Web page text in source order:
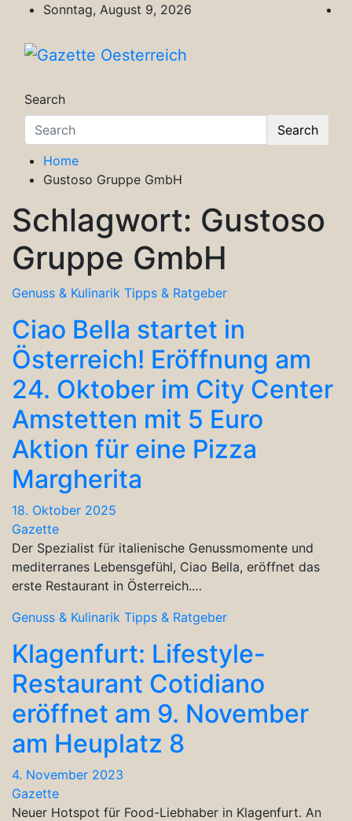
content
Sonntag, August 9, 2026
Search
Search
Home
Gustoso Gruppe GmbH
Schlagwort: Gustoso
Gruppe GmbH
Genuss & Kulinarik Tipps & Ratgeber
Ciao Bella startet in
Österreich! Eröffnung am
24. Oktober im City Center
Amstetten mit 5 Euro
Aktion für eine Pizza
Margherita
18. Oktober 2025
Gazette
Der Spezialist für italienische Genussmomente und
mediterranes Lebensgefühl, Ciao Bella, eröffnet das
erste Restaurant in Österreich.…
Genuss & Kulinarik Tipps & Ratgeber
Klagenfurt: Lifestyle-
Restaurant Cotidiano
eröffnet am 9. November
am Heuplatz 8
4. November 2023
Gazette
Neuer Hotspot für Food-Liebhaber in Klagenfurt. An